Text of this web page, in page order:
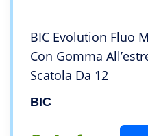
BIC Evolution Fluo
Con Gomma
Scatola Da 12
BIC